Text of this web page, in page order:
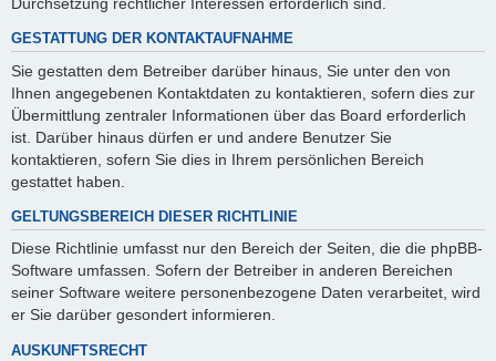
GESTATTUNG DER KONTAKTAUFNAHME
Sie gestatten dem Betreiber darüber hinaus, Sie unter den von
Ihnen angegebenen Kontaktdaten zu kontaktieren, sofern dies zur
Übermittlung zentraler Informationen über das Board erforderlich
ist. Darüber hinaus dürfen er und andere Benutzer Sie
kontaktieren, sofern Sie dies in Ihrem persönlichen Bereich
gestattet haben.
GELTUNGSBEREICH DIESER RICHTLINIE
Diese Richtlinie umfasst nur den Bereich der Seiten, die die phpBB-
Software umfassen. Sofern der Betreiber in anderen Bereichen
seiner Software weitere personenbezogene Daten verarbeitet, wird
er Sie darüber gesondert informieren.
AUSKUNFTSRECHT